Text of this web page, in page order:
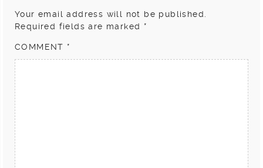
Your email address will not be published.
Required fields are marked *
COMMENT *